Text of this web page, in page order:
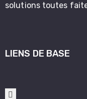
solutions toutes
LIENS DE BASE